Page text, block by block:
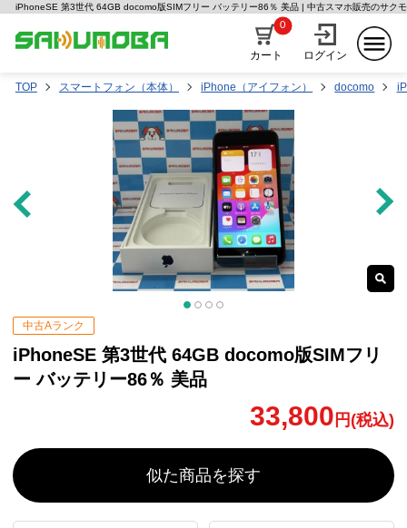
iPhoneSE 第3世代 64GB docomo版SIMフリー バッテリー86％ 美品 | 中古スマホ販売のサク
カート
0
ログイン
TOP スマートフォン（本体） iPhone（アイフォン） docomo
中古Aランク
iPhoneSE 第3世代 64GB docomo版SIMフリ
ー バッテリー86％ 美品
33,800 円(税込)
似た商品を探す